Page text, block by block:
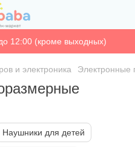
12:00 (кроме выходных)
и электроника Электронные
Наушники для детей